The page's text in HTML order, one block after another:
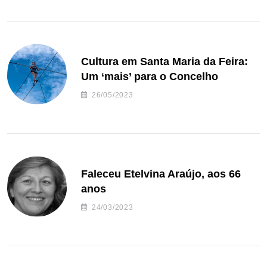
Cultura em Santa Maria da Feira:
Um ‘mais’ para o Concelho
26/05/2023
Faleceu Etelvina Araújo, aos 66
anos
24/03/2023